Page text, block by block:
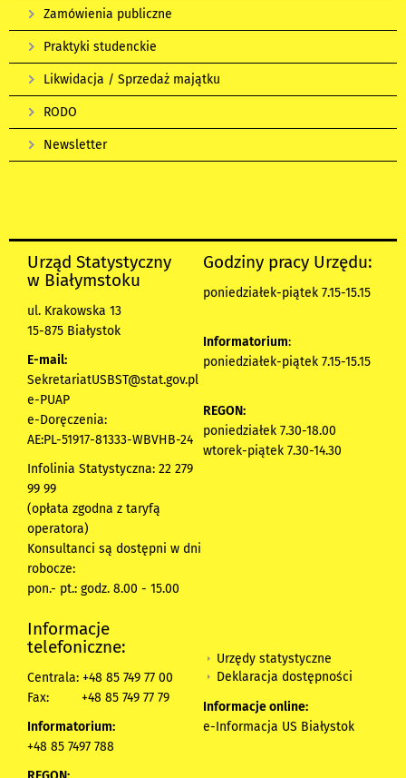
Zamówienia publiczne
Praktyki studenckie
Likwidacja / Sprzedaż majątku
RODO
Newsletter
Urząd Statystyczny
w Białymstoku
ul. Krakowska 13
15-875 Białystok
E-mail:
SekretariatUSBST@stat.gov.pl
e-PUAP
e-Doręczenia:
AE:PL-51917-81333-WBVHB-24
Infolinia Statystyczna: 22 279
99 99
(opłata zgodna z taryfą
operatora)
Konsultanci są dostępni w dni
robocze:
pon.- pt.: godz. 8.00 - 15.00
Godziny pracy Urzędu:
poniedziałek-piątek 7.15-15.15
Informatorium:
poniedziałek-piątek 7.15-15.15
REGON:
poniedziałek 7.30-18.00
wtorek-piątek 7.30-14.30
Informacje
telefoniczne:
Centrala: +48 85 749 77 00
Fax:
+48 85 749 77 79
Informatorium:
+48 85 7497 788
Urzędy statystyczne
Deklaracja dostępności
Informacje online:
e-Informacja US Białystok